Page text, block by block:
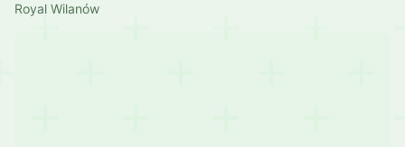
Royal Wilanów